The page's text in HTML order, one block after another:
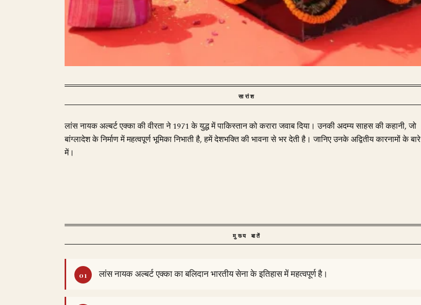
सारांश
लांस नायक अल्बर्ट एक्का की वीरता ने 1971 के युद्ध में पाकिस्तान को करारा जवाब दिया। उनकी अदम्य साहस की कहानी, जो
बांग्लादेश के निर्माण में महत्वपूर्ण भूमिका निभाती है, हमें देशभक्ति की भावना से भर देती है। जानिए उनके अद्वितीय कारनामों के बारे
में।
मुख्य बातें
लांस नायक अल्बर्ट एक्का का बलिदान भारतीय सेना के इतिहास में महत्वपूर्ण है।